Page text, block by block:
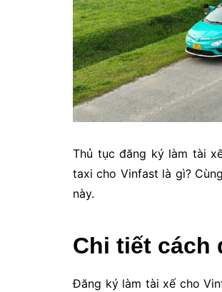
Thủ tục đăng ký làm tài
taxi cho Vinfast là gì?
này.
Chi tiết cách
Đăng ký làm tài xế cho